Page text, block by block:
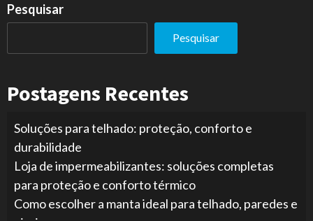
Pesquisar
Pesquisar
Postagens Recentes
Soluções para telhado: proteção, conforto e
durabilidade
Loja de impermeabilizantes: soluções completas
para proteção e conforto térmico
Como escolher a manta ideal para telhado, paredes e